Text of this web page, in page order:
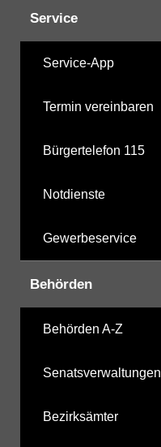
Service
Service-App
Termin vereinbaren
Bürgertelefon 115
Notdienste
Gewerbeservice
Behörden
Behörden A-Z
Senatsverwaltungen
Bezirksämter